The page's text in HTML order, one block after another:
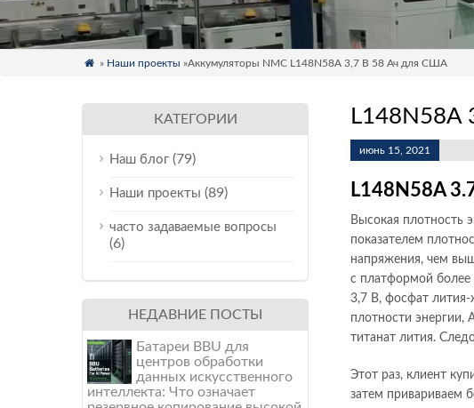
 » Наши проекты »Аккумуляторы NMC L148N58A 3,7 В 58 Ач для США
L148N58A
июнь 15, 2021
L148N58A
Высокая плотность
показателем
напряжения, чем
с платформой
3,7 В, фосфат лития-
плотности
титанат лития.
Этот раз, клиент
затем привариваем
КАТЕГОРИИ
Наш блог (79)
Наши проекты (89)
часто задаваемые вопросы
(6)
НЕДАВНИЕ ПОСТЫ
Батареи BBU для
центров обработки
данных искусственного
интеллекта: Что означает